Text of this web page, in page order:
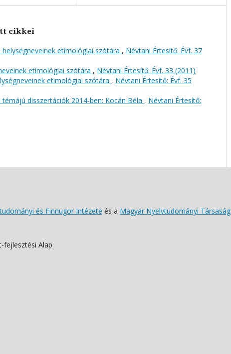
cikkei
etimológiai szótára , Névtani Értesítő: Évf. 37
etimológiai szótára , Névtani Értesítő: Évf. 33 (2011)
etimológiai szótára , Névtani Értesítő: Évf. 35
disszertációk 2014-ben: Kocán Béla , Névtani Értesítő:
és Finnugor Intézete és a Magyar Nyelvtudományi Társaság
fejlesztési Alap.